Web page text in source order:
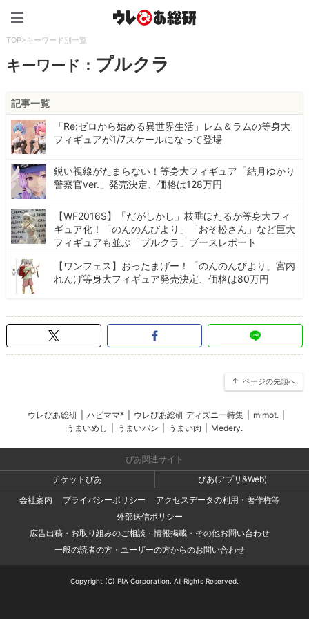
TOP>キーワード別一覧
キーワード： プルクラ
記事一覧
「Re:ゼロから始める異世界生活」レム＆ラムの等身大
フィギュアが1/7スケールになって登場
鋭い視線がたまらない！等身大フィギュア「結月ゆかり
警察官ver.」発売決定、価格は128万円
【WF2016S】「だがしかし」枝垂ほたるが等身大フィ
ギュア化！「のんのんびより」「おそ松さん」など巨大
フィギュアも並ぶ「プルクラ」ブースレポート
【ワンフェス】おったまげー！「のんのんびより」宮内
れんげ等身大フィギュア発売決定、価格は80万円
ページの先頭へ
ウレぴあ総研 ハピママ* ウレぴあ総研 ディズニー特集 mimot.
うまいめし
うまいパン うまい肉 Medery.
ぴあ関連サイト
チケットぴあ
ぴあ(アプリ&Web)
会社案内
プライバシーポリシー
アクセスデータの利用・著作権等
外部送信ポリシー
広告出稿・お取り組みのご相談・情報掲載・その他お問い合わせ
一般の読者の方・ユーザーの方からのお問い合わせ
Copyright (C) PIA Corporation. All Rights Reserved.